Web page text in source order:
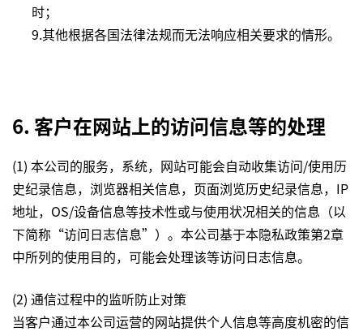
时；
9.其他根据各国法律法规而无法响应相关要求的情形。
6. 客户在网站上的访问信息等的处理
(1) 本公司的服务，系统，网站可能会自动收集访问/使用历
史纪录信息，浏览器相关信息，页面浏览历史纪录信息，IP
地址，OS/设备信息等技术性或与使用状况相关的信息（以
下简称“访问日志信息”）。本公司基于本隐私政策第2章
中所列的使用目的，可能会处理该等访问日志信息。
(2) 通信过程中的监听防止对策
当客户通过本公司运营的网站提供个人信息等高度机密的信